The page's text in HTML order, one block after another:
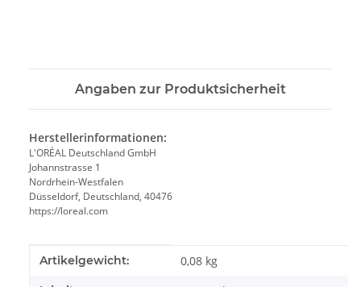
Angaben zur Produktsicherheit
Herstellerinformationen:
L'ORÉAL Deutschland GmbH
Johannstrasse 1
Nordrhein-Westfalen
Düsseldorf, Deutschland, 40476
https://loreal.com
Produkteigenschaft
Wert
Artikelgewicht: 0,08 kg